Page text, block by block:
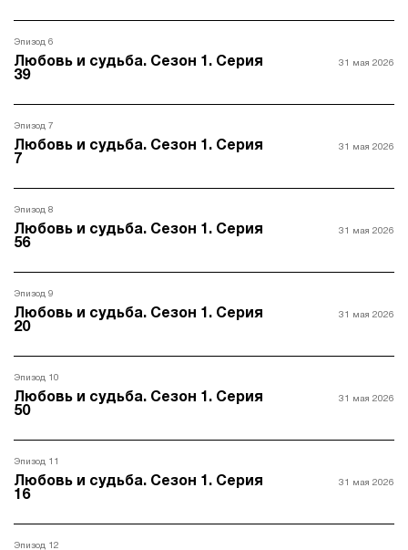
Эпизод 6
Любовь и судьба. Сезон 1. Серия
39
31 мая 2026
Эпизод 7
Любовь и судьба. Сезон 1. Серия
7
31 мая 2026
Эпизод 8
Любовь и судьба. Сезон 1. Серия
56
31 мая 2026
Эпизод 9
Любовь и судьба. Сезон 1. Серия
20
31 мая 2026
Эпизод 10
Любовь и судьба. Сезон 1. Серия
50
31 мая 2026
Эпизод 11
Любовь и судьба. Сезон 1. Серия
16
31 мая 2026
Эпизод 12